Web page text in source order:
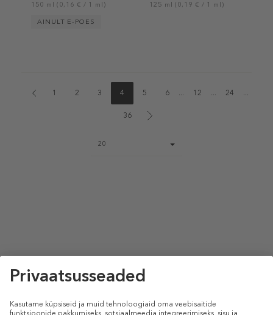
150 ml (0,16 € / 1 ml)
AINULT E-POES
125 ml (0,19 € / 1 ml)
1 2 3 4 5 6 ... 12 ... 24 ...
36
size
20